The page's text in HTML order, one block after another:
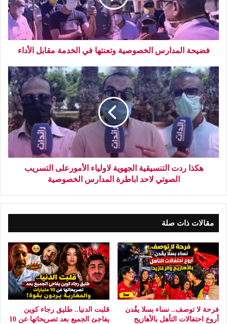
فضيحة المدارس الخصوصية وتعنتها في الخدمة مقابل الأداء
هكذا ردت التنسيقية الجهوية لاولياء الأمورعلى التسريب
الصوتي لاحد اباطرة المدارس الخصوصية
مقالات ذات صلة
فرحة لا توصف.. نساء بسلا يقُدن
أروع احتفالات التأهل بالأهازيج
قلبت الدنيا.. طليق رجاء كوين
يفاجئ الجميع بعد تصريحاتها عن 10